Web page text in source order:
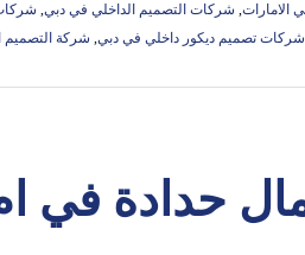
الامارات, شركات التصميم الداخلي في دبي,
شركات تصميم ديكور داخلي في دبي, شركة التصميم
في ام